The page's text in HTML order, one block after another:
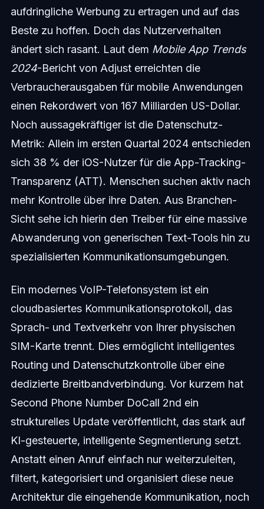
aufdringliche Werbung zu ertragen und auf das
Beste zu hoffen. Doch das Nutzerverhalten
ändert sich rasant. Laut dem Mobile App Trends
2024-Bericht von Adjust erreichten die
Verbraucherausgaben für mobile Anwendungen
einen Rekordwert von 167 Milliarden US-Dollar.
Noch aussagekräftiger ist die Datenschutz-
Metrik: Allein im ersten Quartal 2024 entschieden
sich 38 % der iOS-Nutzer für die App-Tracking-
Transparenz (ATT). Menschen suchen aktiv nach
mehr Kontrolle über ihre Daten. Aus Branchen-
Sicht sehe ich hierin den Treiber für eine massive
Abwanderung von generischen Text-Tools hin zu
spezialisierten Kommunikationsumgebungen.
Ein modernes VoIP-Telefonsystem ist ein
cloudbasiertes Kommunikationsprotokoll, das
Sprach- und Textverkehr von Ihrer physischen
SIM-Karte trennt. Dies ermöglicht intelligentes
Routing und Datenschutzkontrolle über eine
dedizierte Breitbandverbindung. Vor kurzem hat
Second Phone Number DoCall 2nd ein
strukturelles Update veröffentlicht, das stark auf
KI-gesteuerte, intelligente Segmentierung setzt.
Anstatt einen Anruf einfach nur weiterzuleiten,
filtert, kategorisiert und organisiert diese neue
Architektur die eingehende Kommunikation, noch